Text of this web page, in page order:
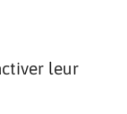
leur